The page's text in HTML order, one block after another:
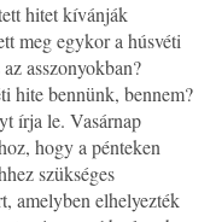
hitet kívánják
meg egykor a húsvéti
asszonyokban?
hite bennünk, bennem?
írja le. Vasárnap
hogy a pénteken
szükséges
amelyben elhelyezték